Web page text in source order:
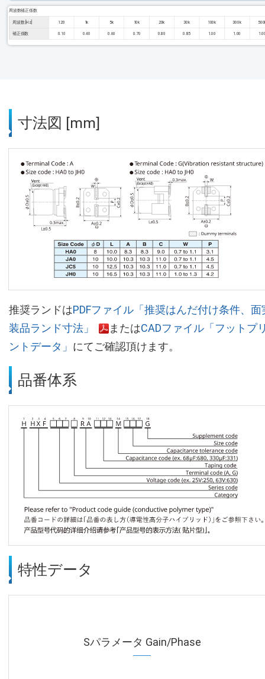
周波数補正係数
周波数 [Hz] 120 1k 5k 10k 20k 30k 100k 300k
補正係数 0.10 0.40 0.60 0.70 0.80 0.85 1.00 1.00
寸法図 [mm]
推奨ランドはPDFファイル「推奨はんだ付け条件、面
装品ランド寸法」
またはCADファイル「フットプ
ントデータ」 にてご確認頂けます。
品番体系
特性データ
Sパラメータ Gain/Phase